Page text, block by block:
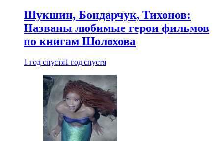
Шукшин, Бондарчук, Тихонов:
Названы любимые герои фильмов
по книгам Шолохова
1 год спустя1 год спустя